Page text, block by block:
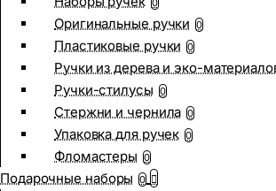
0
Оригинальные ручки 0
Пластиковые ручки 0
Ручки из дерева и эко-
Ручки-стилусы 0
Стержни и чернила 0
Упаковка для ручек 0
Фломастеры 0
Подарочные наборы 0